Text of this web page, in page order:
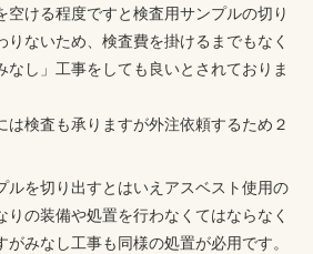
空ける程度ですと検査用サンプルの切り
ないため、検査費を掛けるまでもなく
なし」工事をしても良いとされておりま
は検査も承りますが外注依頼するため２
ルを切り出すとはいえアスベスト使用の
の装備や処置を行わなくてはならなく
みなし工事も同様の処置が必用です。